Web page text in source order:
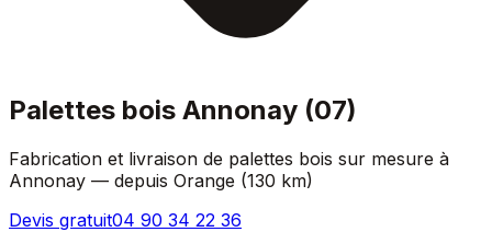
Palettes bois Annonay (07)
Fabrication et livraison de palettes bois sur mesure à
Annonay — depuis Orange (130 km)
Devis gratuit04 90 34 22 36